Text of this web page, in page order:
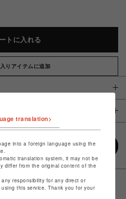
トに入れる
りアイテムに追加
translation>
into a foreign language using the
translation system, it may not be
differ from the original content of the
responsibility for any direct or
this service. Thank you for your